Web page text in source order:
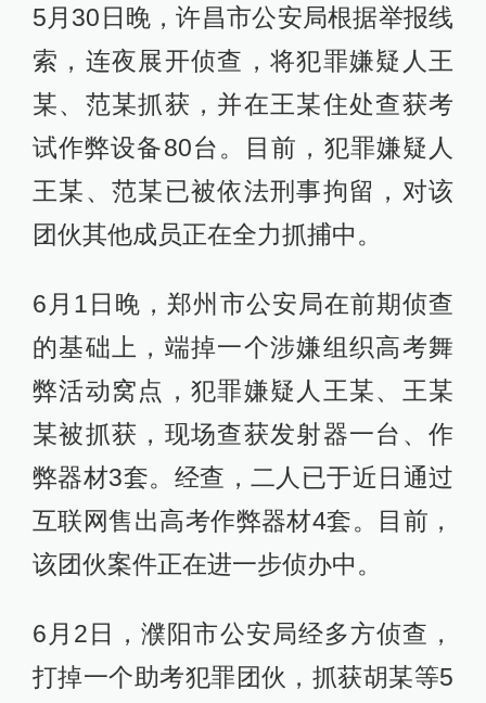
5月30日晚，许昌市公安局根据举报线
索，连夜展开侦查，将犯罪嫌疑人王
某、范某抓获，并在王某住处查获考
试作弊设备80台。目前，犯罪嫌疑人
王某、范某已被依法刑事拘留，对该
团伙其他成员正在全力抓捕中。
6月1日晚，郑州市公安局在前期侦查
的基础上，端掉一个涉嫌组织高考舞
弊活动窝点，犯罪嫌疑人王某、王某
某被抓获，现场查获发射器一台、作
弊器材3套。经查，二人已于近日通过
互联网售出高考作弊器材4套。目前，
该团伙案件正在进一步侦办中。
6月2日，濮阳市公安局经多方侦查，
打掉一个助考犯罪团伙，抓获胡某等5